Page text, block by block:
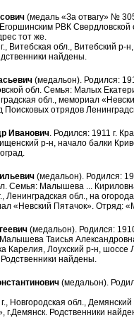
(медаль «За отвагу» №
РВК
тот же.
Витебская обл., Витебский
найдены.
(медальон). Родился:
обл. Семья: Малых
обл., мемориал
Поисковых отрядов
Иванович. Родился: 1911 г.
р-н, начало балки
(медальон). Родился:
Семья: Малышева ...
Ленинградская обл., на
«Невский Пятачок». Отряд:
(медальон). Родился:
Таисья
Карелия, Лоухский р-н,
найдены.
(медальон).
Новгородская обл.,
г.Демянск. Родственники